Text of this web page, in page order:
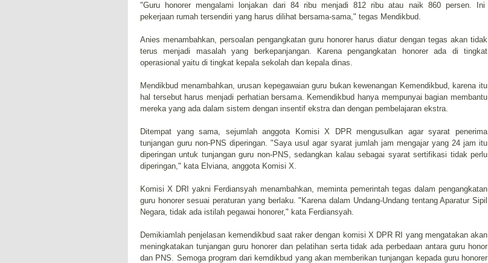
"Guru honorer mengalami lonjakan dari 84 ribu menjadi 812 ribu atau naik 860 persen. Ini
pekerjaan rumah tersendiri yang harus dilihat bersama-sama," tegas Mendikbud.
Anies menambahkan, persoalan pengangkatan guru honorer harus diatur dengan tegas akan tidak
terus menjadi masalah yang berkepanjangan. Karena pengangkatan honorer ada di tingkat
operasional yaitu di tingkat kepala sekolah dan kepala dinas.
Mendikbud menambahkan, urusan kepegawaian guru bukan kewenangan Kemendikbud, karena itu
hal tersebut harus menjadi perhatian bersama. Kemendikbud hanya mempunyai bagian membantu
mereka yang ada dalam sistem dengan insentif ekstra dan dengan pembelajaran ekstra.
Ditempat yang sama, sejumlah anggota Komisi X DPR mengusulkan agar syarat penerima
tunjangan guru non-PNS diperingan. "Saya usul agar syarat jumlah jam mengajar yang 24 jam itu
diperingan untuk tunjangan guru non-PNS, sedangkan kalau sebagai syarat sertifikasi tidak perlu
diperingan," kata Elviana, anggota Komisi X.
Komisi X DRI yakni Ferdiansyah menambahkan, meminta pemerintah tegas dalam pengangkatan
guru honorer sesuai peraturan yang berlaku. "Karena dalam Undang-Undang tentang Aparatur Sipil
Negara, tidak ada istilah pegawai honorer," kata Ferdiansyah.
Demikiamlah penjelasan kemendikbud saat raker dengan komisi X DPR RI yang mengatakan akan
meningkatakan tunjangan guru honorer dan pelatihan serta tidak ada perbedaan antara guru honor
dan PNS. Semoga program dari kemdikbud yang akan memberikan tunjangan kepada guru honorer